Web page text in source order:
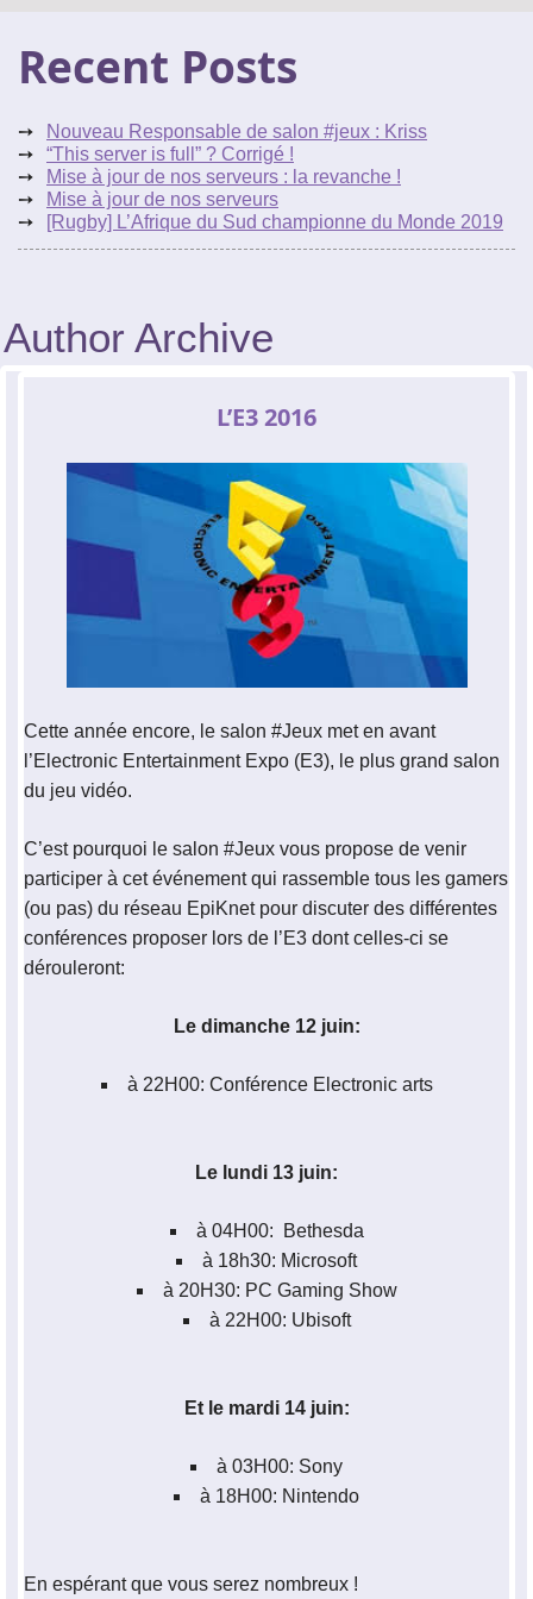
Organisation
Recent Posts
Nouveau Responsable de salon #jeux : Kriss
“This server is full” ? Corrigé !
Mise à jour de nos serveurs : la revanche !
Mise à jour de nos serveurs
[Rugby] L’Afrique du Sud championne du Monde 2019
Author Archive
L’E3 2016
Cette année encore, le salon #Jeux met en avant
l’Electronic Entertainment Expo (E3), le plus grand salon
du jeu vidéo.
C’est pourquoi le salon #Jeux vous propose de venir
participer à cet événement qui rassemble tous les gamers
(ou pas) du réseau EpiKnet pour discuter des différentes
conférences proposer lors de l’E3 dont celles-ci se
dérouleront:
Le dimanche 12 juin:
à 22H00: Conférence Electronic arts
Le lundi 13 juin:
à 04H00: Bethesda
à 18h30: Microsoft
à 20H30: PC Gaming Show
à 22H00: Ubisoft
Et le mardi 14 juin:
à 03H00: Sony
à 18H00: Nintendo
En espérant que vous serez nombreux !